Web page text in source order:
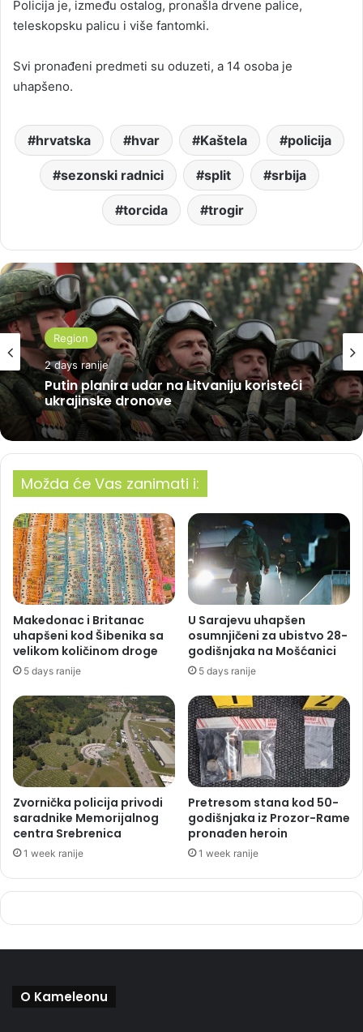
Policija je, između ostalog, pronašla drvene palice,
teleskopsku palicu i više fantomki.
Svi pronađeni predmeti su oduzeti, a 14 osoba je
uhapšeno.
hrvatska hvar Kaštela policija
sezonski radnici split srbija
torcida trogir
Region
2 days ranije
Putin planira udar na Litvaniju koristeći
ukrajinske dronove
Možda će Vas zanimati i:
Makedonac i Britanac
uhapšeni kod Šibenika sa
velikom količinom droge
5 days ranije
U Sarajevu uhapšen
osumnjičeni za ubistvo 28-
godišnjaka na Mošćanici
5 days ranije
Zvornička policija privodi
saradnike Memorijalnog
centra Srebrenica
1 week ranije
Pretresom stana kod 50-
godišnjaka iz Prozor-Rame
pronađen heroin
1 week ranije
O Kameleonu